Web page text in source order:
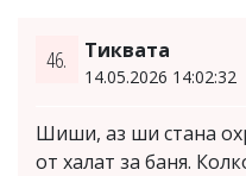
46. Тиквата
14.05.2026 14:02:32
Шиши, аз ши стана
от халат за баня.